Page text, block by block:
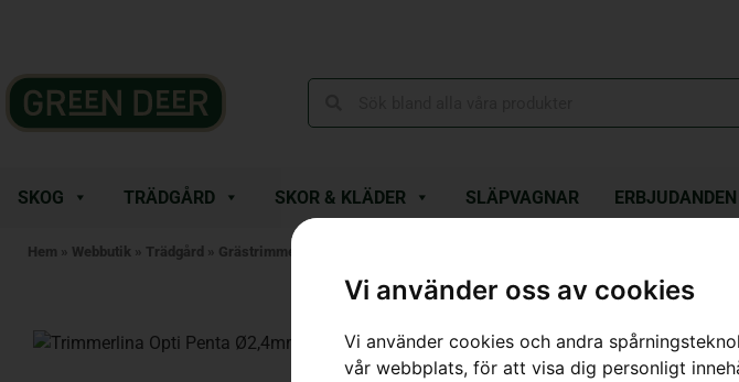
Vi använder oss av cookies
Vi använder cookies och andra
vår webbplats, för att visa dig personligt
SKOG TRÄDGÅRD SKOR & KLÄDER SLÄPVAGNAR ERBJUDANDEN
Hem » Webbutik » Trädgård » Grästrimmer